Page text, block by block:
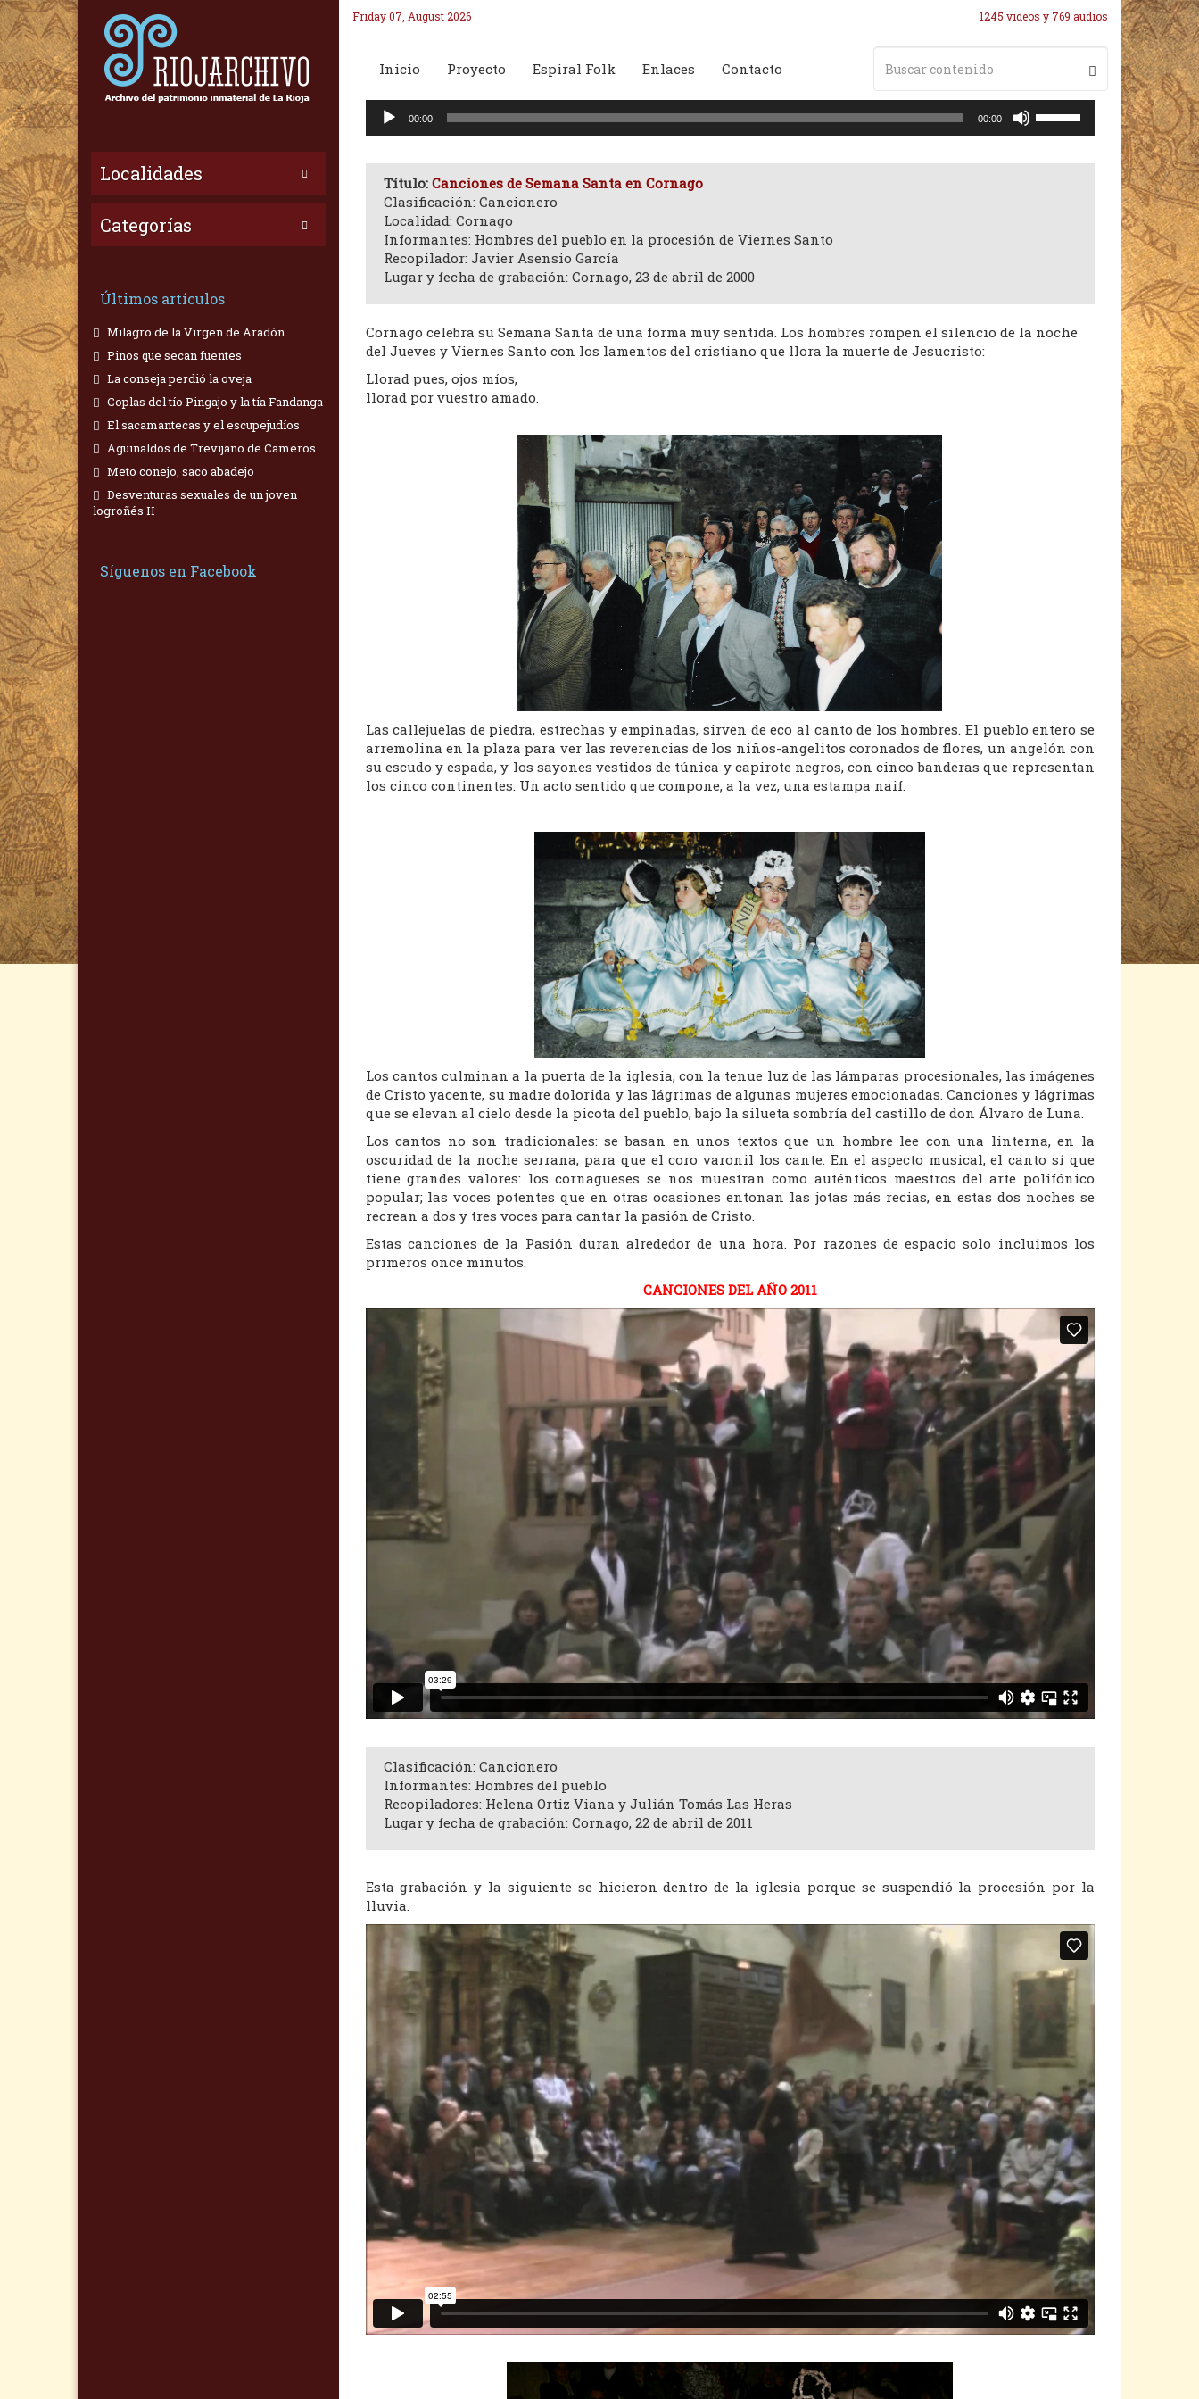
Localidades
Categorías
Últimos artículos
Milagro de la Virgen de Aradón
Pinos que secan fuentes
La conseja perdió la oveja
Coplas del tío Pingajo y la tía Fandanga
El sacamantecas y el escupejudíos
Aguinaldos de Trevijano de Cameros
Meto conejo, saco abadejo
Desventuras sexuales de un joven
logroñés II
Síguenos en Facebook
Friday 07, August 2026 1245 videos y 769 audios
Inicio Proyecto Espiral Folk Enlaces Contacto
Reproductor
00:00 00:00
de
Título: Canciones de Semana Santa en Cornago
Clasificación: Cancionero
Localidad: Cornago
Informantes: Hombres del pueblo en la procesión de Viernes Santo
Recopilador: Javier Asensio García
Lugar y fecha de grabación: Cornago, 23 de abril de 2000
Cornago celebra su Semana Santa de una forma muy sentida. Los hombres rompen el silencio de la noche
del Jueves y Viernes Santo con los lamentos del cristiano que llora la muerte de Jesucristo:
Llorad pues, ojos míos,
llorad por vuestro amado.
Las callejuelas de piedra, estrechas y empinadas, sirven de eco al canto de los hombres. El pueblo entero se
arremolina en la plaza para ver las reverencias de los niños-angelitos coronados de flores, un angelón con
su escudo y espada, y los sayones vestidos de túnica y capirote negros, con cinco banderas que representan
los cinco continentes. Un acto sentido que compone, a la vez, una estampa naif.
Los cantos culminan a la puerta de la iglesia, con la tenue luz de las lámparas procesionales, las imágenes
de Cristo yacente, su madre dolorida y las lágrimas de algunas mujeres emocionadas. Canciones y lágrimas
que se elevan al cielo desde la picota del pueblo, bajo la silueta sombría del castillo de don Álvaro de Luna.
Los cantos no son tradicionales: se basan en unos textos que un hombre lee con una linterna, en la
oscuridad de la noche serrana, para que el coro varonil los cante. En el aspecto musical, el canto sí que
tiene grandes valores: los cornagueses se nos muestran como auténticos maestros del arte polifónico
popular; las voces potentes que en otras ocasiones entonan las jotas más recias, en estas dos noches se
recrean a dos y tres voces para cantar la pasión de Cristo.
Estas canciones de la Pasión duran alrededor de una hora. Por razones de espacio solo incluimos los
primeros once minutos.
CANCIONES DEL AÑO 2011
Clasificación: Cancionero
Informantes: Hombres del pueblo
Recopiladores: Helena Ortiz Viana y Julián Tomás Las Heras
Lugar y fecha de grabación: Cornago, 22 de abril de 2011
Esta grabación y la siguiente se hicieron dentro de la iglesia porque se suspendió la procesión por la
lluvia.